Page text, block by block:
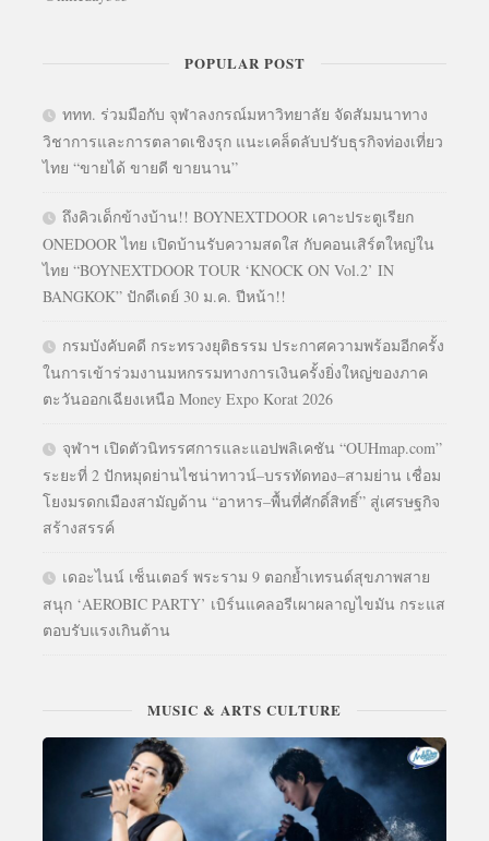
POPULAR POST
ททท. ร่วมมือกับ จุฬาลงกรณ์มหาวิทยาลัย จัดสัมมนาทาง
วิชาการและการตลาดเชิงรุก แนะเคล็ดลับปรับธุรกิจท่องเที่ยว
ไทย “ขายได้ ขายดี ขายนาน”
ถึงคิวเด็กข้างบ้าน!! BOYNEXTDOOR เคาะประตูเรียก
ONEDOOR ไทย เปิดบ้านรับความสดใส กับคอนเสิร์ตใหญ่ใน
ไทย “BOYNEXTDOOR TOUR ‘KNOCK ON Vol.2’ IN
BANGKOK” ปักดีเดย์ 30 ม.ค. ปีหน้า!!
กรมบังคับคดี กระทรวงยุติธรรม ประกาศความพร้อมอีกครั้ง
ในการเข้าร่วมงานมหกรรมทางการเงินครั้งยิ่งใหญ่ของภาค
ตะวันออกเฉียงเหนือ Money Expo Korat 2026
จุฬาฯ เปิดตัวนิทรรศการและแอปพลิเคชัน “OUHmap.com”
ระยะที่ 2 ปักหมุดย่านไชน่าทาวน์–บรรทัดทอง–สามย่าน เชื่อม
โยงมรดกเมืองสามัญด้าน “อาหาร–พื้นที่ศักดิ์สิทธิ์” สู่เศรษฐกิจ
สร้างสรรค์
เดอะไนน์ เซ็นเตอร์ พระราม 9 ตอกย้ำเทรนด์สุขภาพสาย
สนุก ‘AEROBIC PARTY’ เบิร์นแคลอรีเผาผลาญไขมัน กระแส
ตอบรับแรงเกินต้าน
MUSIC & ARTS CULTURE